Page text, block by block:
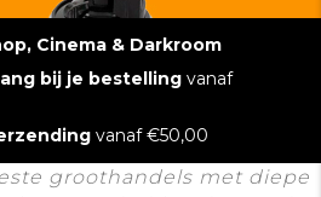
Cinema & Darkroom
bij je bestelling vanaf
vanaf €50,00
groothandels met diepe